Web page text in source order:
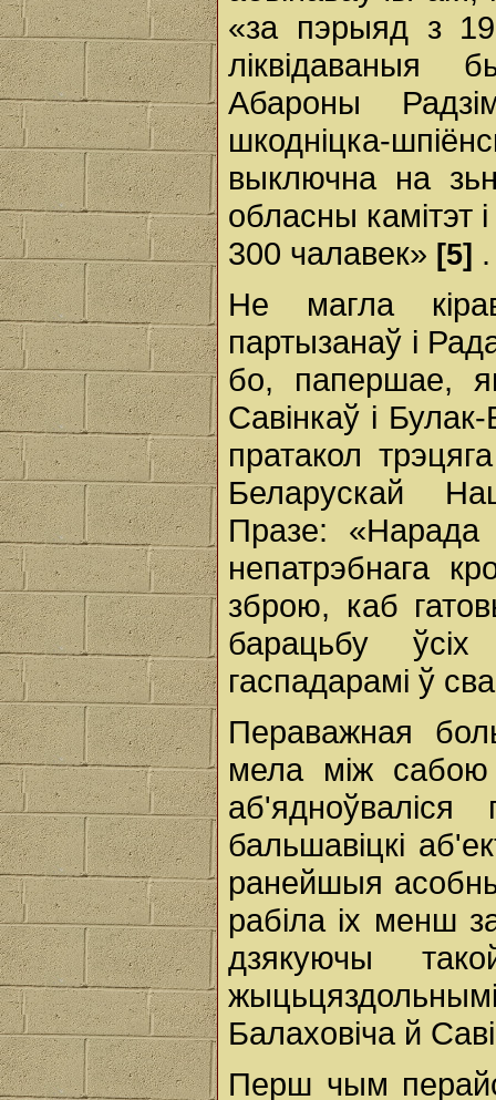
«за пэрыяд з
ліквідаваныя
Абароны
шкодніцка-
выключна на
обласны камітэт
300 чалавек» [5] .
Не магла
партызанаў i
бо, папершае,
Савінкаў i
пратакол
Беларускай
Празе: «Нарада
непатрэбнага
зброю, каб
барацьбу
гаспадарамі ў
Пераважная
мела між сабою
бальшавіцкі
ранейшыя
рабіла іх менш
дзякуючы
Балаховіча й
Перш чым